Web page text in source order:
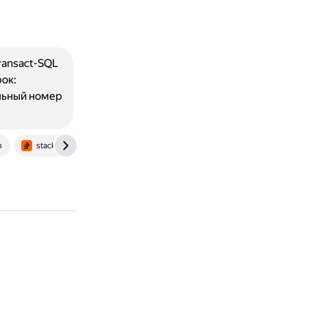
stackoverflow.com
SQL
номер